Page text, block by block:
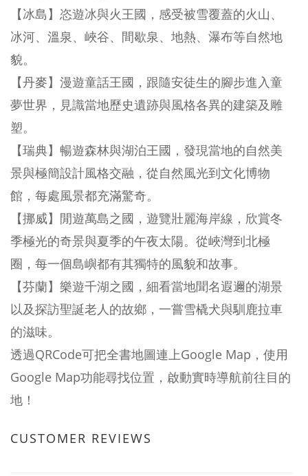
【冰島】恣遊冰與火王國，感受被雪覆蓋的火山、
冰河、溫泉、峽谷、間歇泉、地熱、瀑布等自然地
貌。
【丹麥】漫遊童話王國，跟隨安徒生的腳步進入童
夢世界，見識當地歷史遺跡與風格各異的建築及雕
塑。
【瑞典】暢遊森林與湖泊王國，發現當地的自然美
景與極簡設計風格交融，從自然風光到文化博物
館，每處風景都充滿驚奇。
【挪威】閒遊萬島之國，遊覽壯麗海岸線，欣賞冬
季極光的奇景與夏季的午夜太陽。從峽灣到北極
圈，每一個島嶼都有其獨特的風貌和故事。
【芬蘭】樂遊千湖之國，細看當地聞名遐邇的湖景
以及探訪聖誕老人的故鄉，一嘗雪橇犬與馴鹿拉車
的滋味。
透過QRCode可把全書地圖連上Google Map，使用
Google Map功能尋找位置，啟動實時導航前往目的
地！
CUSTOMER REVIEWS